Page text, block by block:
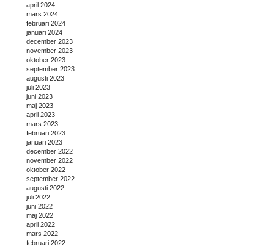
april 2024
mars 2024
februari 2024
januari 2024
december 2023
november 2023
oktober 2023
september 2023
augusti 2023
juli 2023
juni 2023
maj 2023
april 2023
mars 2023
februari 2023
januari 2023
december 2022
november 2022
oktober 2022
september 2022
augusti 2022
juli 2022
juni 2022
maj 2022
april 2022
mars 2022
februari 2022